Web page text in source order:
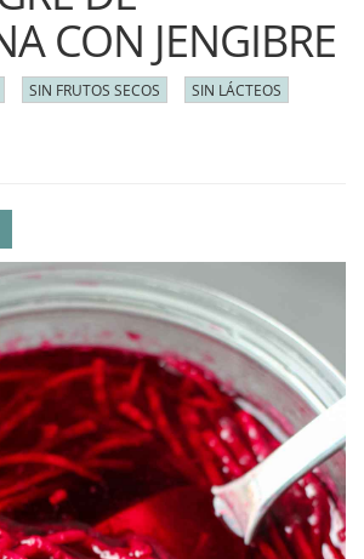
CON JENGIBRE
SIN FRUTOS SECOS SIN LÁCTEOS